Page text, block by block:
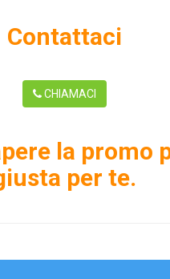
Contattaci
CHIAMACI
la promo
per te.